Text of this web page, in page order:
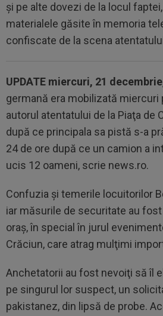
şi pe alte dovezi de la locul
materialele găsite în memoria
confiscate de la scena
UPDATE miercuri, 21
germană era mobilizată miercuri
autorul atentatului de la Piaţa de
după ce principala sa pistă s-a
24 de ore după ce un camion a
ucis 12 oameni, scrie news.ro.
Confuzia şi temerile locuitorilor
iar măsurile de securitate au
oraş, în special în jurul
Crăciun, care atrag mulţimi
Anchetatorii au fost nevoiţi să îl
pe singurul lor suspect, un
pakistanez, din lipsă de probe.